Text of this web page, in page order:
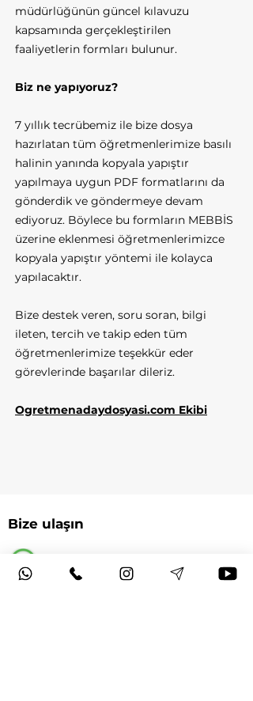
müdürlüğünün güncel kılavuzu
kapsamında gerçekleştirilen
faaliyetlerin formları bulunur.
Biz ne yapıyoruz?
7 yıllık tecrübemiz ile bize dosya
hazırlatan tüm öğretmenlerimize basılı
halinin yanında kopyala yapıştır
yapılmaya uygun PDF formatlarını da
gönderdik ve göndermeye devam
ediyoruz. Böylece bu formların MEBBİS
üzerine eklenmesi öğretmenlerimizce
kopyala yapıştır yöntemi ile kolayca
yapılacaktır.
Bize destek veren, soru soran, bilgi
ileten, tercih ve takip eden tüm
öğretmenlerimize teşekkür eder
görevlerinde başarılar dileriz.
Ogretmenadaydosyasi.com Ekibi
Bize ulaşın